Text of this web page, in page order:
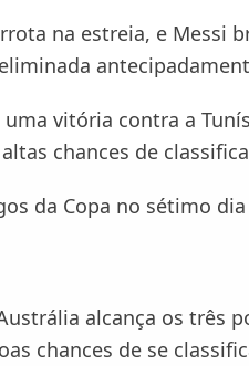
na estreia, e Messi
vitória contra a
chances de
da Copa no sétimo
alcança os três
chances de se